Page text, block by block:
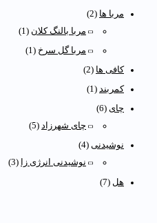
مربا ها (2)
مربا بالنگ کلان (1)
مربا گل سرخ (1)
کافی ها (2)
کمربند (1)
چای (6)
چای شهرزاد
نوشیدنی (4)
نوشیدنی انرژی زا (3)
هل (7)